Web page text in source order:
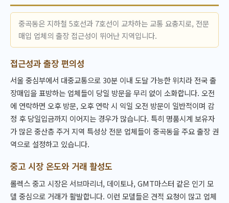
중곡동은 지하철 5호선과 7호선이 교차하는 교통 요충지로, 전문
매입 업체의 출장 접근성이 뛰어난 지역입니다.
접근성과 출장 편의성
서울 중심부에서 대중교통으로 30분 이내 도달 가능한 위치라 전국 출
장매입을 표방하는 업체들이 당일 방문을 무리 없이 소화합니다. 오전
에 연락하면 오후 방문, 오후 연락 시 익일 오전 방문이 일반적이며 감
정 후 당일입금까지 이어지는 경우가 많습니다. 특히 명품시계 보유자
가 많은 중산층 주거 지역 특성상 전문 업체들이 중곡동을 주요 출장 권
역으로 설정하고 있습니다.
중고 시장 온도와 거래 활성도
롤렉스 중고 시장은 서브마리너, 데이토나, GMT마스터 같은 인기 모
델 중심으로 거래가 활발합니다. 이런 모델들은 견적 요청이 많고 업체